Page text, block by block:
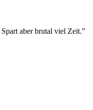
aber brutal viel Zeit.”